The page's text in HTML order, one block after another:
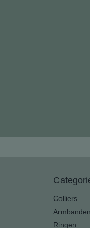
Colliers
Armbanden
Ringen